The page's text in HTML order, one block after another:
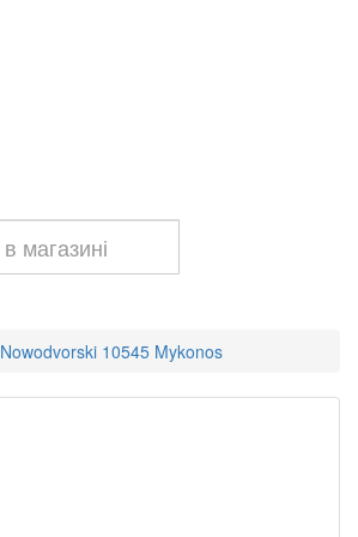
Nowodvorski 10545 Mykonos